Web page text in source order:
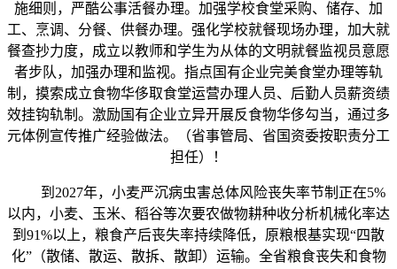
施细则，严酷公事活餐办理。加强学校食堂采购、储存、加
工、烹调、分餐、供餐办理。强化学校就餐现场办理，加大就
餐查抄力度，成立以教师和学生为从体的文明就餐监视员意愿
者步队，加强办理和监视。指点国有企业完美食堂办理等轨
制，摸索成立食物华侈取食堂运营办理人员、后勤人员薪资绩
效挂钩轨制。激励国有企业立异开展反食物华侈勾当，通过多
元体例宣传推广经验做法。（省事管局、省国资委按职责分工
担任）！
到2027年，小麦严沉病虫害总体风险丧失率节制正在5%
以内，小麦、玉米、稻谷等次要农做物耕种收分析机械化率达
到91%以上，粮食产后丧失率持续降低，原粮根基实现“四散
化”（散储、散运、散拆、散卸）运输。全省粮食丧失和食物